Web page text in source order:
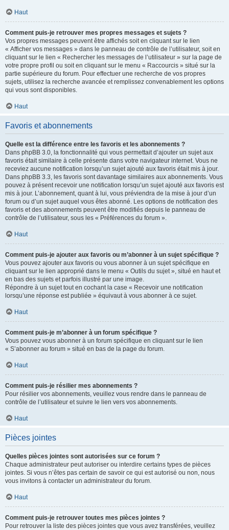
Haut
Comment puis-je retrouver mes propres messages et sujets ?
Vos propres messages peuvent être affichés soit en cliquant sur le lien
« Afficher vos messages » dans le panneau de contrôle de l’utilisateur, soit en
cliquant sur le lien « Rechercher les messages de l’utilisateur » sur la page de
votre propre profil ou soit en cliquant sur le menu « Raccourcis » situé sur la
partie supérieure du forum. Pour effectuer une recherche de vos propres
sujets, utilisez la recherche avancée et remplissez convenablement les options
qui vous sont disponibles.
Haut
Favoris et abonnements
Quelle est la différence entre les favoris et les abonnements ?
Dans phpBB 3.0, la fonctionnalité qui vous permettait d’ajouter un sujet aux
favoris était similaire à celle présente dans votre navigateur internet. Vous ne
receviez aucune notification lorsqu’un sujet ajouté aux favoris était mis à jour.
Dans phpBB 3.3, les favoris sont davantage similaires aux abonnements. Vous
pouvez à présent recevoir une notification lorsqu’un sujet ajouté aux favoris est
mis à jour. L’abonnement, quant à lui, vous préviendra de la mise à jour d’un
forum ou d’un sujet auquel vous êtes abonné. Les options de notification des
favoris et des abonnements peuvent être modifiés depuis le panneau de
contrôle de l’utilisateur, sous les « Préférences du forum ».
Haut
Comment puis-je ajouter aux favoris ou m’abonner à un sujet spécifique ?
Vous pouvez ajouter aux favoris ou vous abonner à un sujet spécifique en
cliquant sur le lien approprié dans le menu « Outils du sujet », situé en haut et
en bas des sujets et parfois illustré par une image.
Répondre à un sujet tout en cochant la case « Recevoir une notification
lorsqu’une réponse est publiée » équivaut à vous abonner à ce sujet.
Haut
Comment puis-je m’abonner à un forum spécifique ?
Vous pouvez vous abonner à un forum spécifique en cliquant sur le lien
« S’abonner au forum » situé en bas de la page du forum.
Haut
Comment puis-je résilier mes abonnements ?
Pour résilier vos abonnements, veuillez vous rendre dans le panneau de
contrôle de l’utilisateur et suivre le lien vers vos abonnements.
Haut
Pièces jointes
Quelles pièces jointes sont autorisées sur ce forum ?
Chaque administrateur peut autoriser ou interdire certains types de pièces
jointes. Si vous n’êtes pas certain de savoir ce qui est autorisé ou non, nous
vous invitons à contacter un administrateur du forum.
Haut
Comment puis-je retrouver toutes mes pièces jointes ?
Pour retrouver la liste des pièces jointes que vous avez transférées, veuillez